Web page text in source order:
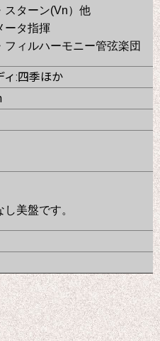
スターン(Vn）他
ータ指揮
フィルハーモニー管弦楽団
ィ:四季ほか
美盤です。